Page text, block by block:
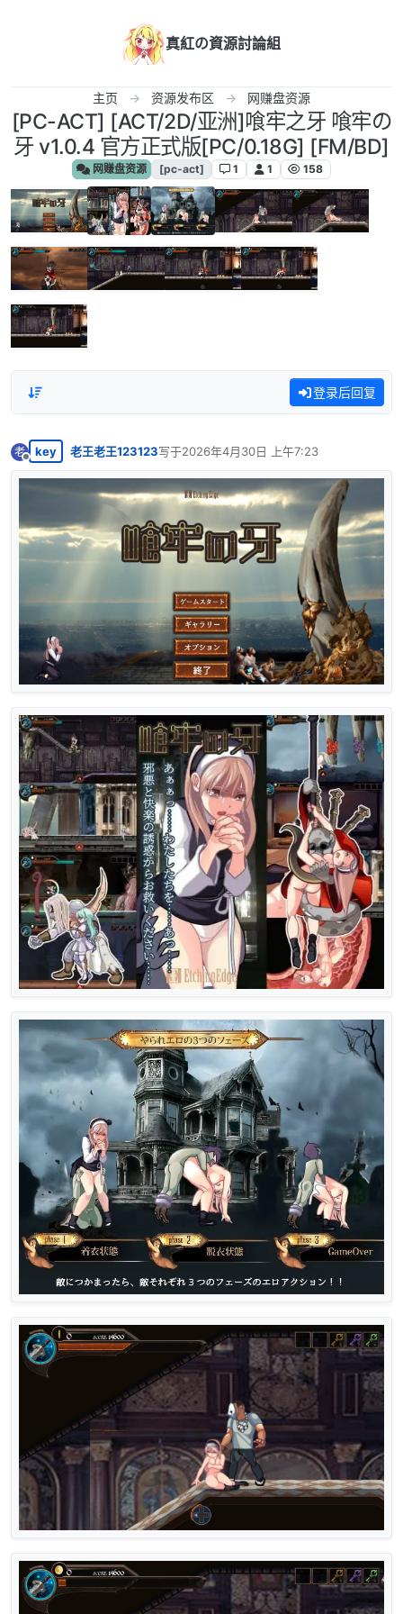
真紅の資源討論組
主页 资源发布区 网赚盘资源
[PC-ACT] [ACT/2D/亚洲]喰牢之牙 喰牢の
牙 v1.0.4 官方正式版[PC/0.18G] [FM/BD]
网赚盘资源 [pc-act] 1 1 158
登录后回复
老
离线
key 老王老王123123写于2026年4月30日 上午7:23
最后由 编辑